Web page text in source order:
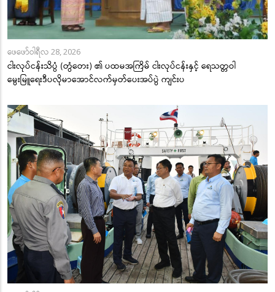
ဖေဖော်ဝါရီလ 28, 2026
ငါးလုပ်ငန်းသိပ္ပံ (တွံတေး) ၏ ပထမအကြိမ် ငါးလုပ်ငန်းနှင့် ရေသတ္တဝါ
မွေးမြူရေးဒီပလိုမာအောင်လက်မှတ်ပေးအပ်ပွဲ ကျင်းပ